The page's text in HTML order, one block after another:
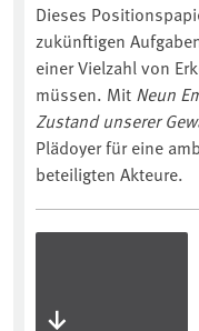
Dieses
zukünftigen
einer Vielzahl von
müssen. Mit Neun
Zustand unserer
Plädoyer für eine
beteiligten Akteure.